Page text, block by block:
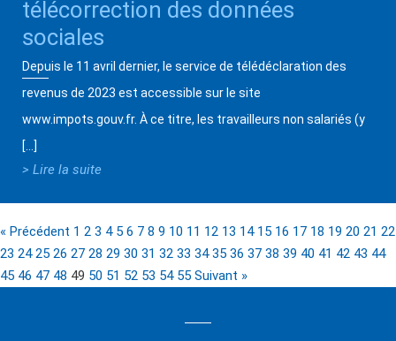
télécorrection des données
sociales
Depuis le 11 avril dernier, le service de télédéclaration des
revenus de 2023 est accessible sur le site
www.impots.gouv.fr. À ce titre, les travailleurs non salariés (y
[…]
> Lire la suite
« Précédent 1 2 3 4 5 6 7 8 9 10 11 12 13 14 15 16 17 18 19 20 21 22
23 24 25 26 27 28 29 30 31 32 33 34 35 36 37 38 39 40 41 42 43 44
45 46 47 48 49 50 51 52 53 54 55 Suivant »